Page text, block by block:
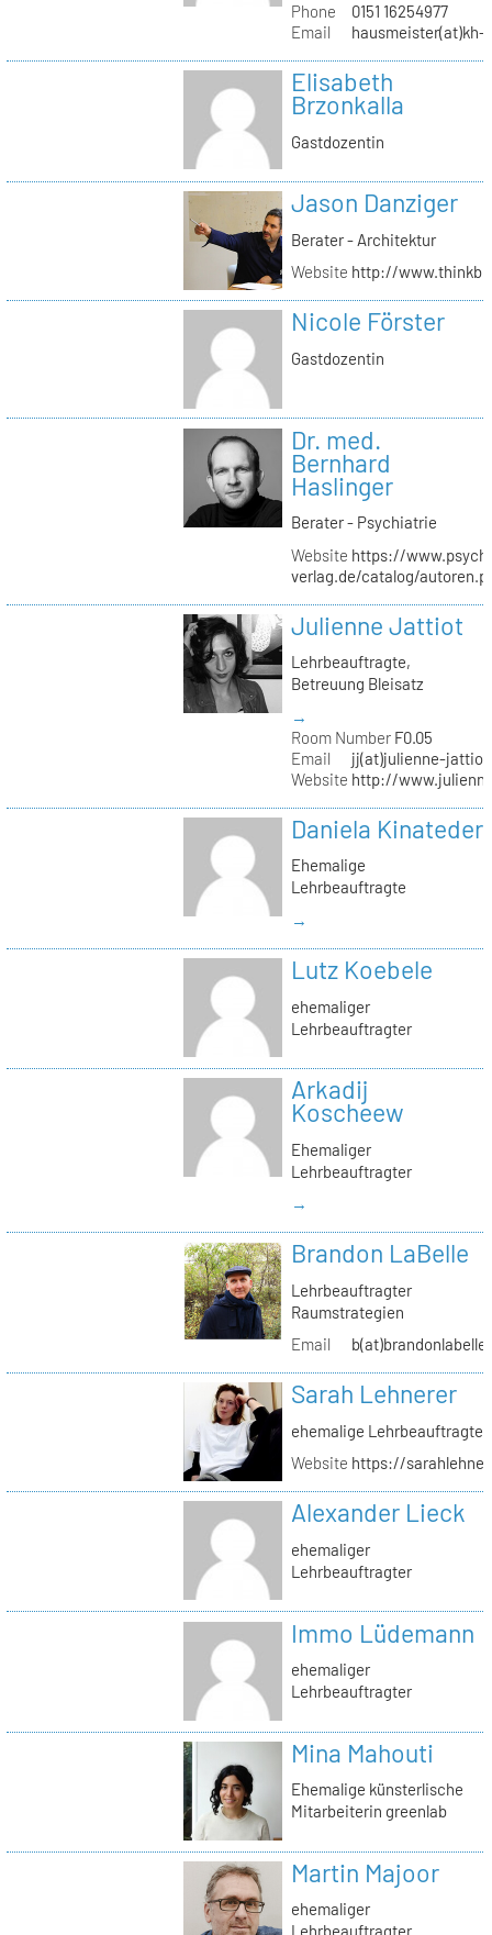
Phone
0151 16254977
Email
hausmeister(at)kh-
Elisabeth
Brzonkalla
Gastdozentin
Jason Danziger
Berater - Architektur
Website http://
Nicole Förster
Gastdozentin
Dr. med.
Bernhard
Haslinger
Berater - Psychiatrie
Website https://
verlag.de/catalog/
Julienne Jattiot
Lehrbeauftragte,
Betreuung Bleisatz
→
Room NumberF0.05
Email
jj(at)julienne-
Website http://
Daniela Kinateder
Ehemalige
Lehrbeauftragte
→
Lutz Koebele
ehemaliger
Lehrbeauftragter
Arkadij
Koscheew
Ehemaliger
Lehrbeauftragter
→
Brandon LaBelle
Lehrbeauftragter
Raumstrategien
Email
Sarah Lehnerer
ehemalige Lehrbeauftragte
Website https://
Alexander Lieck
ehemaliger
Lehrbeauftragter
Immo Lüdemann
ehemaliger
Lehrbeauftragter
Mina Mahouti
Ehemalige künsterlische
Mitarbeiterin greenlab
Martin Majoor
ehemaliger